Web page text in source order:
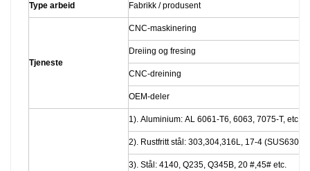
Type arbeid Fabrikk / produsent
Tjeneste
CNC-maskinering
Dreiing og fresing
CNC-dreining
OEM-deler
1). Aluminium: AL 6061-T6, 6063, 7075-T, etc.
2). Rustfritt stål: 303,304,316L, 17-4 (SUS630)
3). Stål: 4140, Q235, Q345B, 20 #,45# etc.